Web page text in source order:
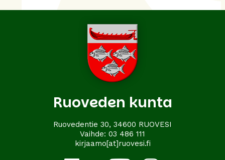
Ruoveden kunta
Ruovedentie 30, 34600 RUOVESI
Vaihde: 03 486 111
kirjaamo[at]ruovesi.fi